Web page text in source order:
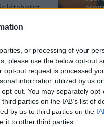
or processing of your
please use the below opt-out
opt-out request is processed
information utilized by us
out. You may separately
parties on the IAB’s list of
by us to third parties on the
it to other third parties.
kitehetsz
el,
játékok,
akár egy
jutalmazd
alapú